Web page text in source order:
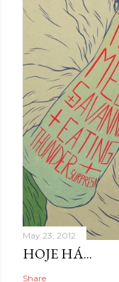
May 23, 2012
HOJE HÁ...
Share